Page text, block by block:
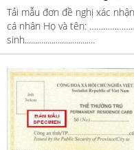
Tải mẫu đơn đề nghị xác
cá nhân Họ và tên:
sinh..................................